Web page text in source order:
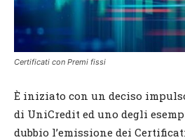
Certificati con Premi fissi
È iniziato con un deciso
di UniCredit ed uno degli
dubbio l’emissione dei